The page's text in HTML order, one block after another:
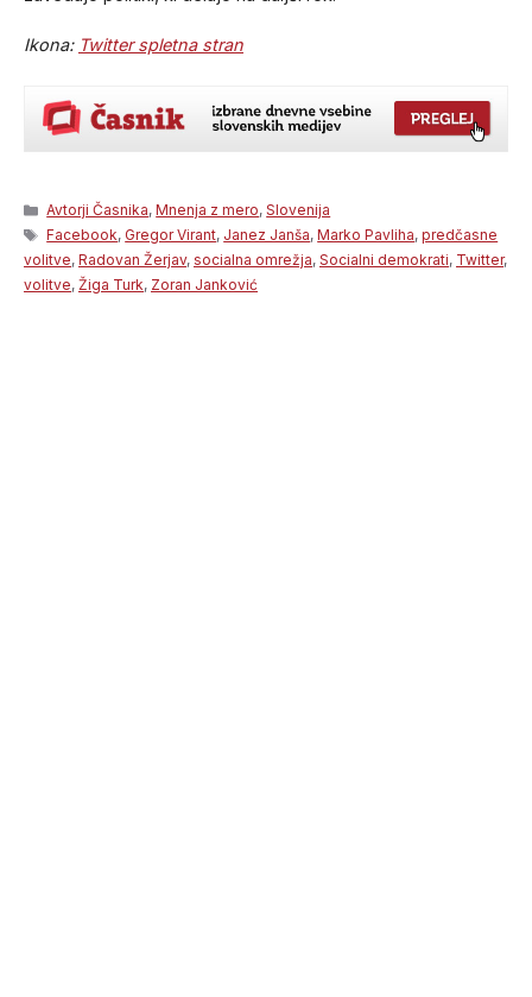
Ikona: Twitter spletna stran
Categories
Avtorji Časnika,Mnenja z mero,Slovenija
Tags
Facebook, Gregor Virant, Janez Janša,Marko Pavliha,predčasne
volitve, Radovan Žerjav, socialna omrežja, Socialni demokrati, Twitter,
volitve, Žiga Turk, Zoran Janković